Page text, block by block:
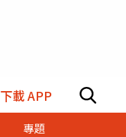
下載 APP
專題